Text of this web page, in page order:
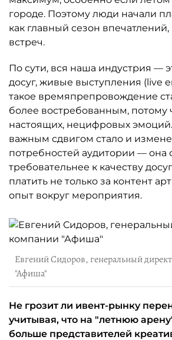
городе. Поэтому люди начали
как главный сезон впечатлений,
встреч.
По сути, вся наша индустрия —
досуг, живые выступления (live
такое времяпрепровождение
более востребованным, потому
настоящих, нецифровых
важным сдвигом стало и
потребностей аудитории — она
требовательнее к качеству
платить не только за контент
опыт вокруг мероприятия.
Евгений Сидоров, генеральный
"Афиша"
Не грозит ли ивент-рынку
учитывая, что на "летнюю
больше представителей